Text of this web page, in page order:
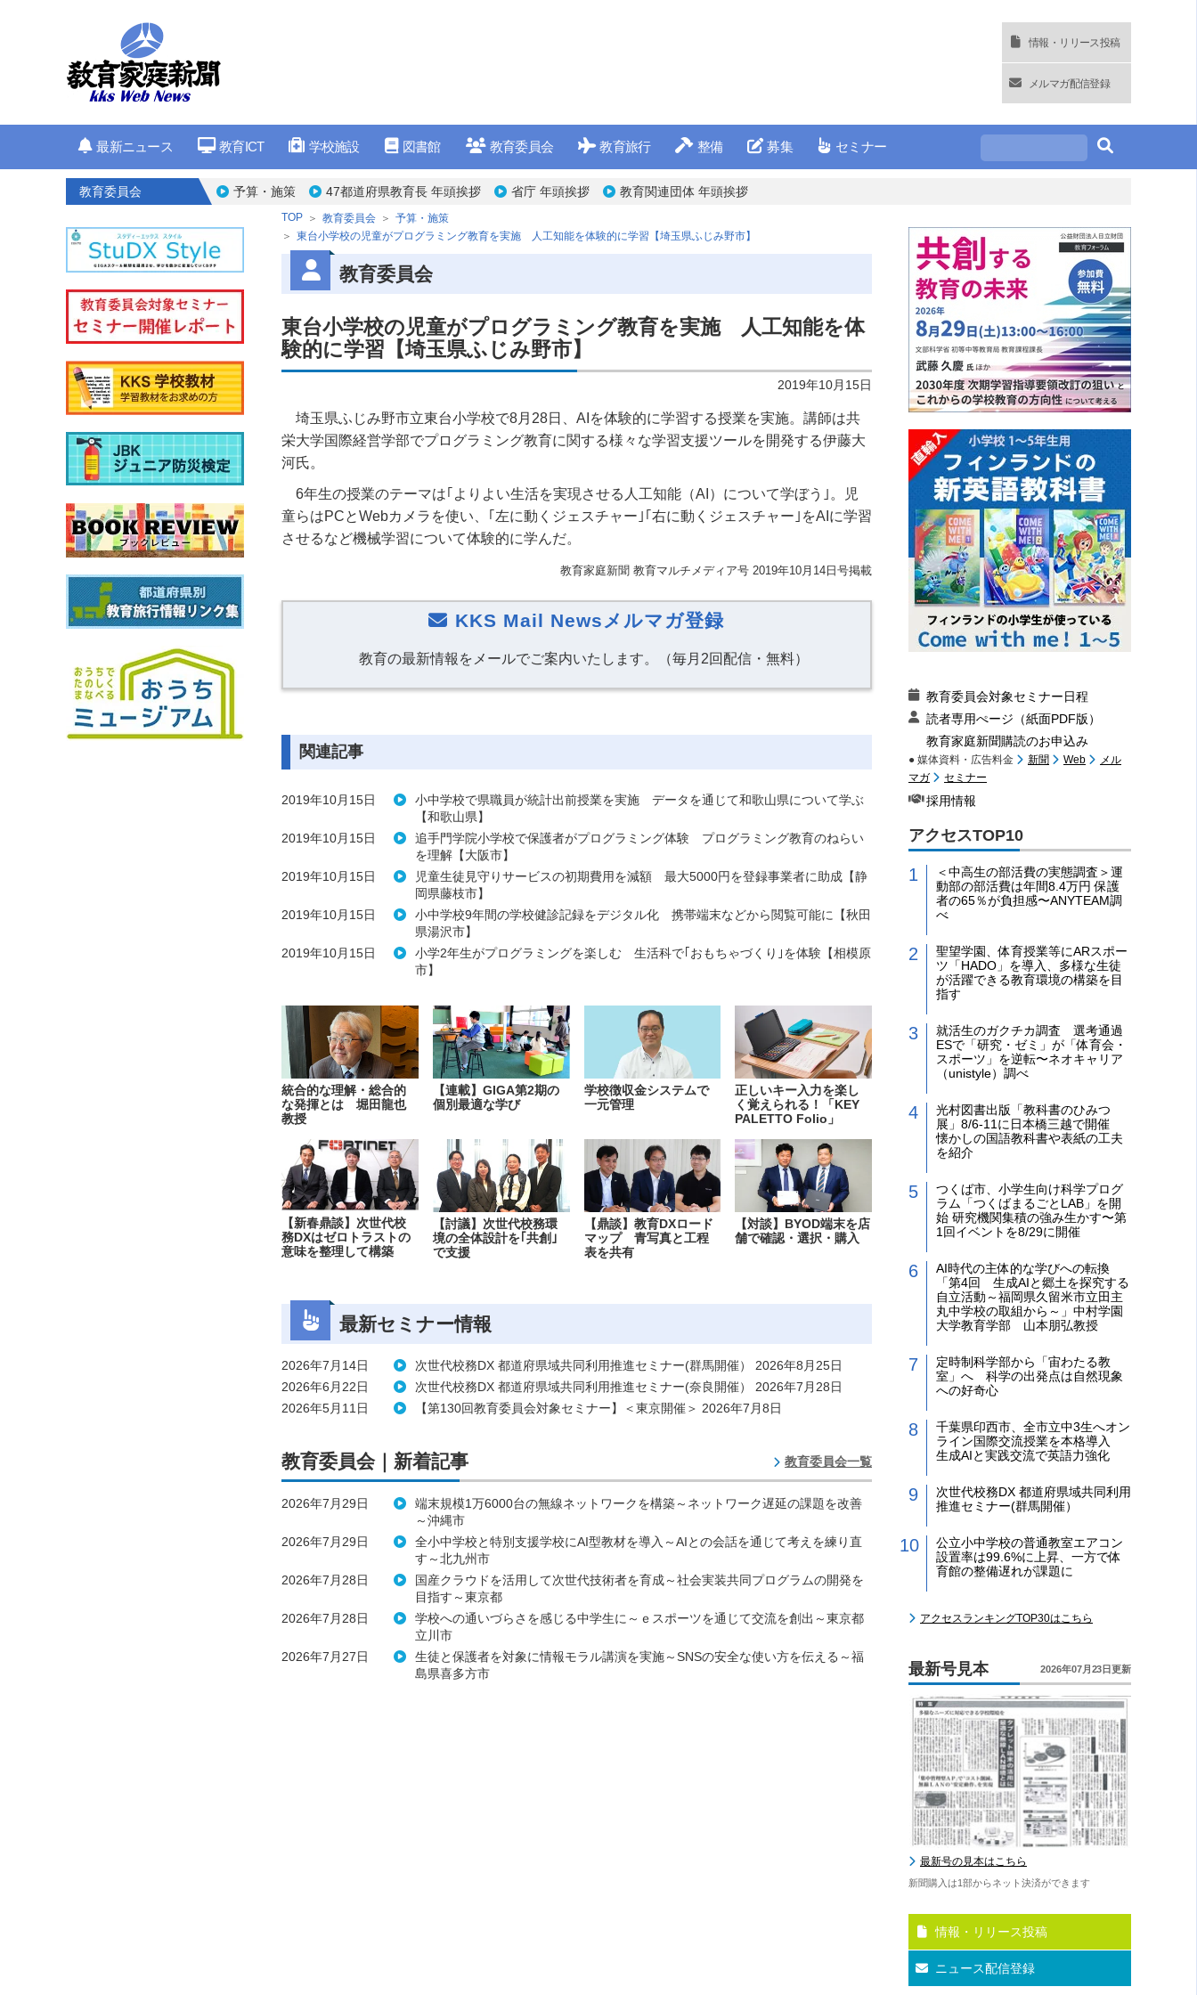
情報・リリース投稿
メルマガ配信登録
最新ニュース 教育ICT 学校施設 図書館 教育委員会 教育旅行 整備 募集 セミナー
教育委員会 予算・施策 47都道府県教育長 年頭挨拶 省庁 年頭挨拶 教育関連団体 年頭挨拶
TOP 教育委員会
予算・施策
東台小学校の児童がプログラミング教育を実施 人工知能を体験的に学習【埼玉県ふじみ野市】
教育委員会
東台小学校の児童がプログラミング教育を実施 人工知能を体
験的に学習【埼玉県ふじみ野市】
2019年10月15日
埼玉県ふじみ野市立東台小学校で8月28日、AIを体験的に学習する授業を実施。講師は共
栄大学国際経営学部でプログラミング教育に関する様々な学習支援ツールを開発する伊藤大
河氏。
6年生の授業のテーマは｢よりよい生活を実現させる人工知能（AI）について学ぼう｣。児
童らはPCとWebカメラを使い、｢左に動くジェスチャー｣｢右に動くジェスチャー｣をAIに学習
させるなど機械学習について体験的に学んだ。
教育家庭新聞 教育マルチメディア号 2019年10月14日号掲載
KKS Mail Newsメルマガ登録
教育の最新情報をメールでご案内いたします。（毎月2回配信・無料）
関連記事
2019年10月15日
小中学校で県職員が統計出前授業を実施 データを通じて和歌山県について学ぶ
【和歌山県】
2019年10月15日
追手門学院小学校で保護者がプログラミング体験 プログラミング教育のねらい
を理解【大阪市】
2019年10月15日
児童生徒見守りサービスの初期費用を減額 最大5000円を登録事業者に助成【静
岡県藤枝市】
2019年10月15日
小中学校9年間の学校健診記録をデジタル化 携帯端末などから閲覧可能に【秋田
県湯沢市】
2019年10月15日
小学2年生がプログラミングを楽しむ 生活科で｢おもちゃづくり｣を体験【相模原
市】
統合的な理解・総合的
な発揮とは 堀田龍也
教授
【連載】GIGA第2期の
個別最適な学び
学校徴収金システムで
一元管理
正しいキー入力を楽し
く覚えられる！「KEY
PALETTO Folio」
【新春鼎談】次世代校
務DXはゼロトラストの
意味を整理して構築
【討議】次世代校務環
境の全体設計を｢共創｣
で支援
【鼎談】教育DXロード
マップ 青写真と工程
表を共有
【対談】BYOD端末を店
舗で確認・選択・購入
最新セミナー情報
2026年7月14日
次世代校務DX 都道府県域共同利用推進セミナー(群馬開催） 2026年8月25日
2026年6月22日
次世代校務DX 都道府県域共同利用推進セミナー(奈良開催） 2026年7月28日
2026年5月11日
【第130回教育委員会対象セミナー】＜東京開催＞ 2026年7月8日
教育委員会｜新着記事 教育委員会一覧
2026年7月29日
端末規模1万6000台の無線ネットワークを構築～ネットワーク遅延の課題を改善
～沖縄市
2026年7月29日
全小中学校と特別支援学校にAI型教材を導入～AIとの会話を通じて考えを練り直
す～北九州市
2026年7月28日
国産クラウドを活用して次世代技術者を育成～社会実装共同プログラムの開発を
目指す～東京都
2026年7月28日
学校への通いづらさを感じる中学生に～ｅスポーツを通じて交流を創出～東京都
立川市
2026年7月27日
生徒と保護者を対象に情報モラル講演を実施～SNSの安全な使い方を伝える～福
島県喜多方市
教育委員会対象セミナー日程
読者専用ぺージ（紙面PDF版）
教育家庭新聞購読のお申込み
● 媒体資料・広告料金 新聞 Web
メル
マガ
セミナー
採用情報
アクセスTOP10
＜中高生の部活費の実態調査＞運
動部の部活費は年間8.4万円 保護
者の65％が負担感〜ANYTEAM調
べ
聖望学園、体育授業等にARスポー
ツ「HADO」を導入、多様な生徒
が活躍できる教育環境の構築を目
指す
就活生のガクチカ調査 選考通過
ESで「研究・ゼミ」が「体育会・
スポーツ」を逆転〜ネオキャリア
（unistyle）調べ
光村図書出版「教科書のひみつ
展」8/6-11に日本橋三越で開催
懐かしの国語教科書や表紙の工夫
を紹介
つくば市、小学生向け科学プログ
ラム「つくばまるごとLAB」を開
始 研究機関集積の強み生かす〜第
1回イベントを8/29に開催
AI時代の主体的な学びへの転換
「第4回 生成AIと郷土を探究する
自立活動～福岡県久留米市立田主
丸中学校の取組から～」中村学園
大学教育学部 山本朋弘教授
定時制科学部から「宙わたる教
室」へ 科学の出発点は自然現象
への好奇心
千葉県印西市、全市立中3生へオン
ライン国際交流授業を本格導入
生成AIと実践交流で英語力強化
次世代校務DX 都道府県域共同利用
推進セミナー(群馬開催）
公立小中学校の普通教室エアコン
設置率は99.6%に上昇、一方で体
育館の整備遅れが課題に
アクセスランキングTOP30はこちら
最新号見本 2026年07月23日更新
最新号の見本はこちら
新聞購入は1部からネット決済ができます
情報・リリース投稿
ニュース配信登録